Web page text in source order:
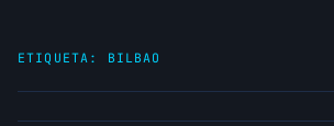
ETIQUETA: BILBAO